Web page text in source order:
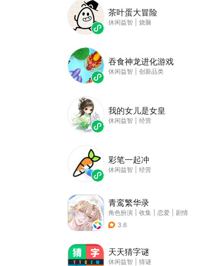
茶叶蛋大冒险
休闲益智 烧脑
吞食神龙进化游戏
休闲益智 创新品类
我的女儿是女皇
休闲益智 经营
彩笔一起冲
休闲益智 经营
青鸾繁华录
角色扮演 收集 恋爱
剧情
3.6
天天猜字谜
休闲益智
猜谜